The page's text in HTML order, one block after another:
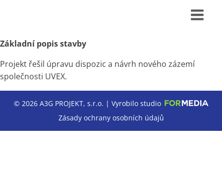
Základní popis stavby
Projekt řešil úpravu dispozic a návrh nového zázemí
společnosti UVEX.
© 2026 A3G PROJEKT, s.r.o. | Vyrobilo studio
Zásady ochrany osobních údajů